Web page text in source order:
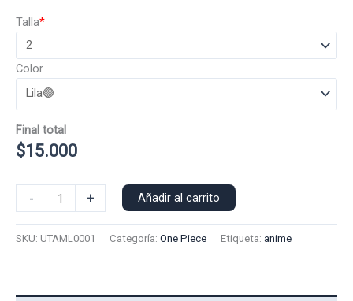
*
Talla
Color
Final total
$15.000
-
Manga
+ Añadir al carrito
SKU: UTAML0001 Categoría: One Piece Etiqueta: anime